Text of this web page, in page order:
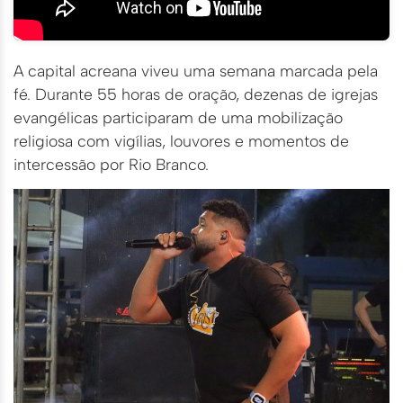
A capital acreana viveu uma semana marcada pela
fé. Durante 55 horas de oração, dezenas de igrejas
evangélicas participaram de uma mobilização
religiosa com vigílias, louvores e momentos de
intercessão por Rio Branco.